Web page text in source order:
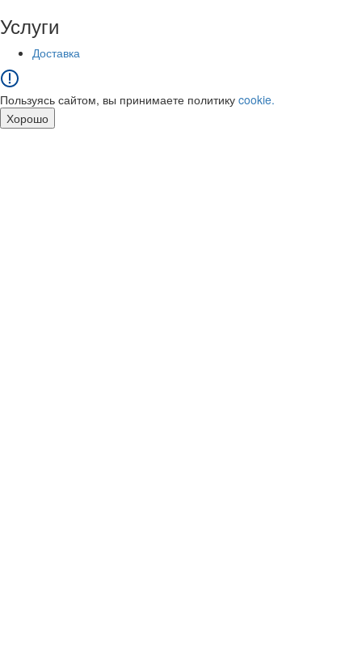
Услуги
Доставка
Пользуясь сайтом, вы принимаете политику cookie.
Хорошо